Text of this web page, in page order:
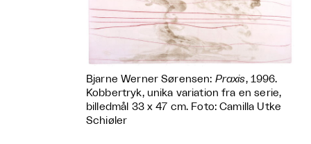
Bjarne Werner Sørensen: Praxis, 1996.
Kobbertryk, unika variation fra en serie,
billedmål 33 x 47 cm. Foto: Camilla Utke
Schiøler